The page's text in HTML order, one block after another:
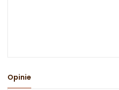
Opinie